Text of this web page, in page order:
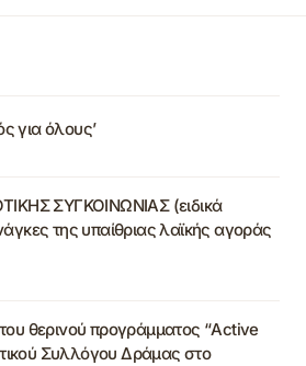
για όλους’
ΣΥΓΚΟΙΝΩΝΙΑΣ (ειδικά
της υπαίθριας λαϊκής αγοράς
θερινού προγράμματος “Active
Συλλόγου Δράμας στο